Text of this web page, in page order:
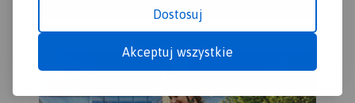
Dostosuj
Akceptuj wszystkie